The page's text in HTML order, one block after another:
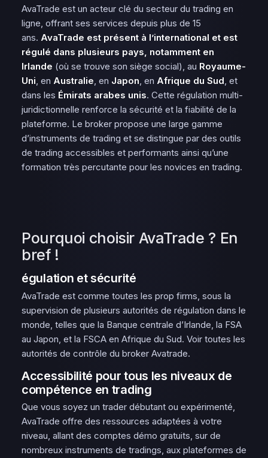
AvaTrade est un acteur clé du secteur du trading en
ligne, offrant ses services depuis plus de 15
ans. AvaTrade est présent à l’international et est
régulé dans plusieurs pays, notamment en
Irlande (où se trouve son siège social), au Royaume-
Uni, en Australie, en Japon, en Afrique du Sud, et
dans les Émirats arabes unis. Cette régulation multi-
juridictionnelle renforce la sécurité et la fiabilité de la
plateforme. Le broker propose une large gamme
d’instruments de trading et se distingue par des outils
de trading accessibles et performants ainsi qu’une
formation très percutante pour les novices en trading.
Pourquoi choisir AvaTrade ? En
bref !
égulation et sécurité
AvaTrade est comme toutes les prop firms, sous la
supervision de plusieurs autorités de régulation dans le
monde, telles que la Banque centrale d’Irlande, la FSA
au Japon, et la FSCA en Afrique du Sud. Voir toutes les
autorités de contrôle du broker Avatrade.
Accessibilité pour tous les niveaux de
compétence en trading
Que vous soyez un trader débutant ou expérimenté,
AvaTrade offre des ressources adaptées à votre
niveau, allant des comptes démo gratuits, sur de
nombreux instruments de tradings, aux plateformes de